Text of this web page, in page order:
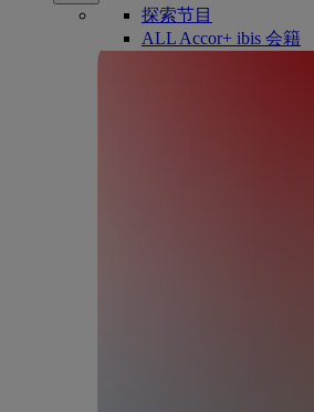
探索节目
ALL Accor+ ibis 会籍